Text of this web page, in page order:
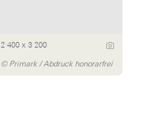
2 400 x 3 200
© Primark / Abdruck honorarfrei